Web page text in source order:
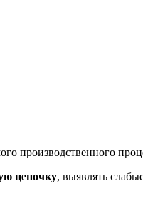
производственного
цепочку, выявлять